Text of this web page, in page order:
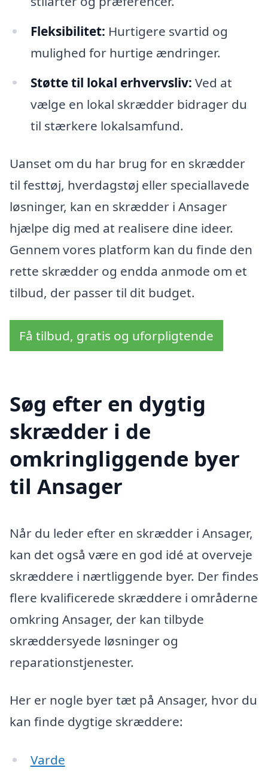
Fleksibilitet: Hurtigere svartid og
mulighed for hurtige ændringer.
Støtte til lokal erhvervsliv: Ved at
vælge en lokal skrædder bidrager du
til stærkere lokalsamfund.
Uanset om du har brug for en skrædder
til festtøj, hverdagstøj eller speciallavede
løsninger, kan en skrædder i Ansager
hjælpe dig med at realisere dine ideer.
Gennem vores platform kan du finde den
rette skrædder og endda anmode om et
tilbud, der passer til dit budget.
Få tilbud, gratis og uforpligtende
Søg efter en dygtig
skrædder i de
omkringliggende byer
til Ansager
Når du leder efter en skrædder i Ansager,
kan det også være en god idé at overveje
skræddere i nærtliggende byer. Der findes
flere kvalificerede skræddere i områderne
omkring Ansager, der kan tilbyde
skræddersyede løsninger og
reparationstjenester.
Her er nogle byer tæt på Ansager, hvor du
kan finde dygtige skræddere:
Varde